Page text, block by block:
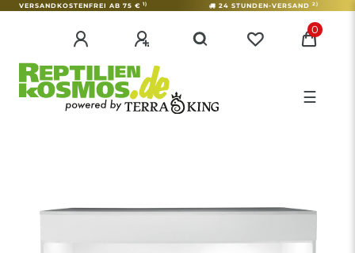
VERSANDKOSTENFREI AB 75 € 1) 24 STUNDEN-VERSAND 2)
0
☰